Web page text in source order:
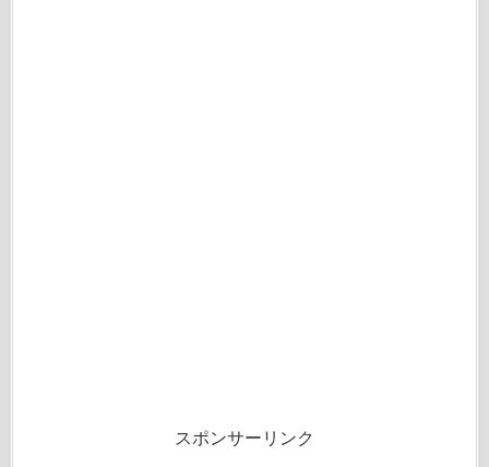
スポンサーリンク